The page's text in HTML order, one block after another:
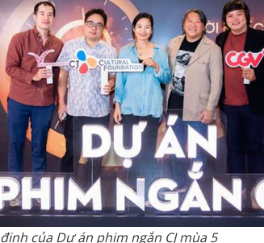
của Dự án phim ngắn CJ mùa 5